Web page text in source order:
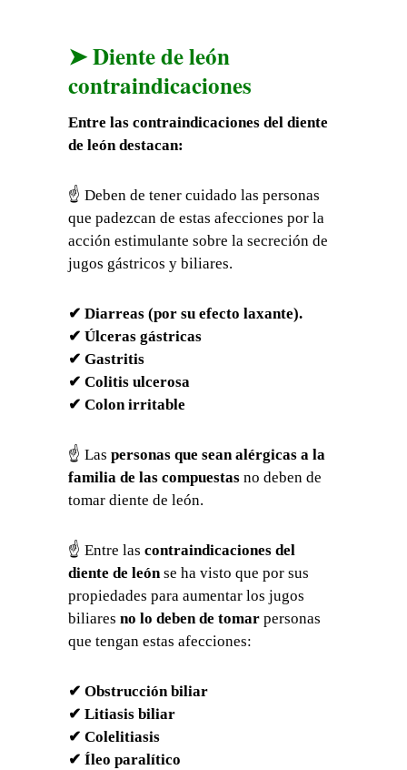
➤ Diente de león
contraindicaciones
Entre las contraindicaciones del diente
de león destacan:
☝ Deben de tener cuidado las personas
que padezcan de estas afecciones por la
acción estimulante sobre la secreción de
jugos gástricos y biliares.
✔ Diarreas (por su efecto laxante).
✔ Úlceras gástricas
✔ Gastritis
✔ Colitis ulcerosa
✔ Colon irritable
☝ Las personas que sean alérgicas a la
familia de las compuestas no deben de
tomar diente de león.
☝ Entre las contraindicaciones del
diente de leónse ha visto que por sus
propiedades para aumentar los jugos
biliares no lo deben de tomar personas
que tengan estas afecciones:
✔ Obstrucción biliar
✔ Litiasis biliar
✔ Colelitiasis
✔ Íleo paralítico